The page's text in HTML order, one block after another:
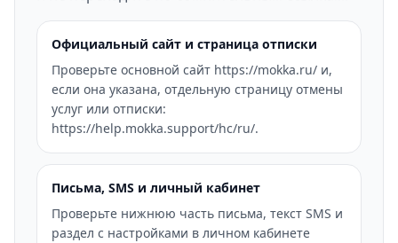
Официальный сайт и страница отписки
Проверьте основной сайт https://mokka.ru/ и,
если она указана, отдельную страницу отмены
услуг или отписки:
https://help.mokka.support/hc/ru/.
Письма, SMS и личный кабинет
Проверьте нижнюю часть письма, текст SMS и
раздел с настройками в личном кабинете